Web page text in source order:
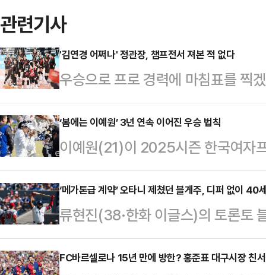
관련기사
'김연경 어쩌나' 정관장, 챔프전서 져본 적 없다
우승으로 프로 경력에 마침표를 찍
획이 수포로 돌아갈 위기에 처했다
린 도드람 2024-25시즌 V리그 여
에서 정관장에 세트 스코어 2-
로 패했다.이로써 2승 2패가 된 양
육관에서 마지막 5차전 혈투를 펼
생명이 유리할 것이라는 예상이 많
에 …
‘봄에는 이예원’ 3년 연속 이어진 우승 법칙
이예원(21)이 2025시즌 한국여자
승자로 등극했다.이예원은 6일 부
2025 KLPGA ‘두산건설 위브 챔
기록, 전날 선두 홍정민(-11)을 제
퍼트로 우승 상금 2억 1600만원을
동타를 이룬 상황에서 마지막 18번
‘메가톤급 계약’ 오타니 제쳤던 블게주, 디퍼 없이
류현진(38·한화 이글스)의 토론토
로 주니어(26)가 잭팟을 터뜨렸다
보도에 따르면, 게레로 주니어가
FC바르셀로나 15년 만에 방한? 홍준표 대구시장 친